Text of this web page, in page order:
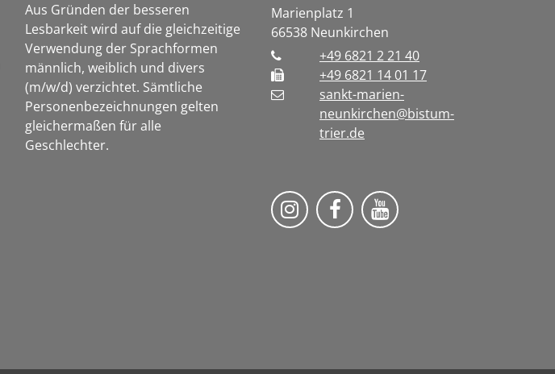
Aus Gründen der besseren
Lesbarkeit wird auf die gleichzeitige
Verwendung der Sprachformen
männlich, weiblich und divers
(m/w/d) verzichtet. Sämtliche
Personenbezeichnungen gelten
gleichermaßen für alle
Geschlechter.
Marienplatz 1
66538 Neunkirchen
+49 6821 2 21 40
+49 6821 14 01 17
sankt-marien-
neunkirchen@bistum-
trier.de
Bistum Trier auf Instragram
Die Pfarrei auf Facebook
Die Pfarrei auf